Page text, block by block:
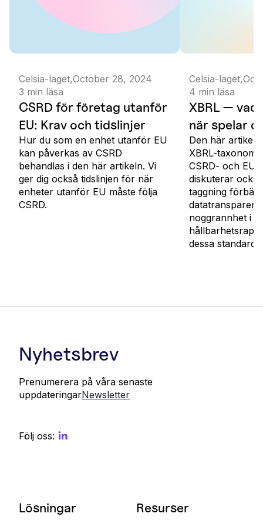
Celsia-laget,October 28, 2024
3 min läsa
CSRD för företag utanför
EU: Krav och tidslinjer
Hur du som en enhet utanför EU
kan påverkas av CSRD
behandlas i den här artikeln. Vi
ger dig också tidslinjen för när
enheter utanför EU måste följa
CSRD.
Celsia-laget,
4 min läsa
XBRL — vad
när spelar
Den här
XBRL-
CSRD- och
diskuterar
taggning
noggrannhet i
dessa
Nyhetsbrev
Prenumerera på våra senaste
uppdateringarNewsletter
Följ oss:
Lösningar Resurser